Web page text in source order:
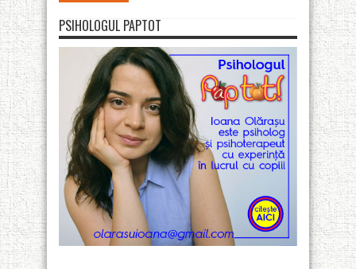
PSIHOLOGUL PAPTOT